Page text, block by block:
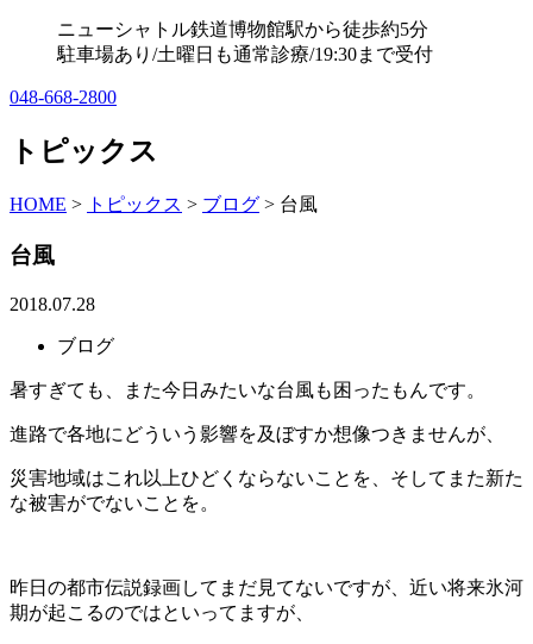
ニューシャトル鉄道博物館駅から徒歩約5分
駐車場あり/土曜日も通常診療/19:30まで受付
048-668-2800
トピックス
HOME > トピックス > ブログ > 台風
台風
2018.07.28
ブログ
暑すぎても、また今日みたいな台風も困ったもんです。
進路で各地にどういう影響を及ぼすか想像つきませんが、
災害地域はこれ以上ひどくならないことを、そしてまた新た
な被害がでないことを。
昨日の都市伝説録画してまだ見てないですが、近い将来氷河
期が起こるのではといってますが、